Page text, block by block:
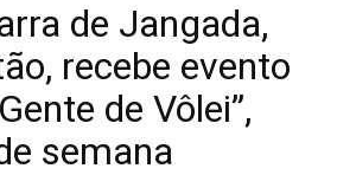
de Jangada,
recebe evento
de Vôlei”,
semana